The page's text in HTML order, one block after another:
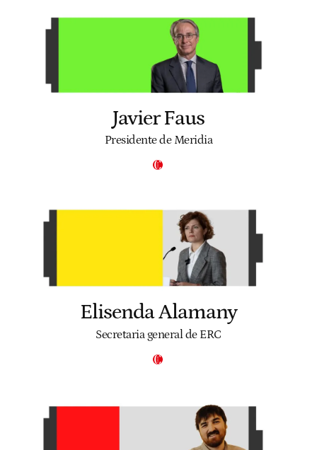
Javier Faus
Presidente de Meridia
Elisenda Alamany
Secretaria general de ERC